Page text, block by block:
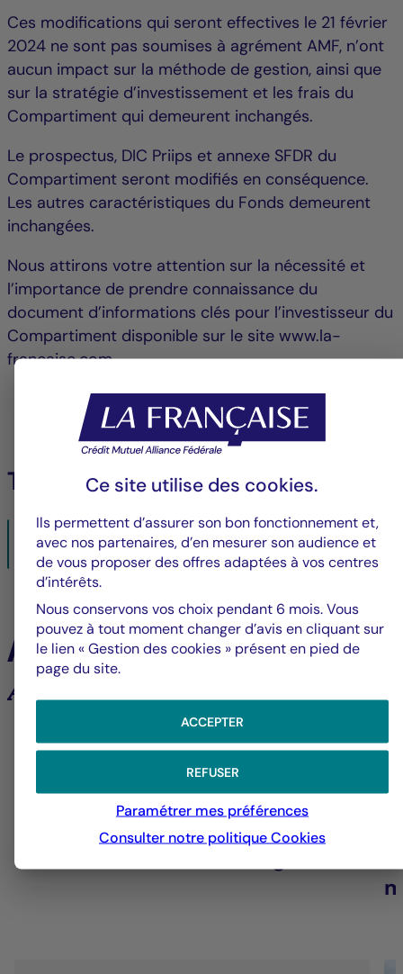
Ces modifications qui seront effectives le 21 février
2024 ne sont pas soumises à agrément AMF, n’ont
aucun impact sur la méthode de gestion, ainsi que
sur la stratégie d’investissement et les frais du
Compartiment qui demeurent inchangés.
Le prospectus, DIC Priips et annexe SFDR du
Compartiment seront modifiés en conséquence.
Les autres caractéristiques du Fonds demeurent
inchangées.
Nous attirons votre attention sur la nécessité et
l’importance de prendre connaissance du
document d’informations clés pour l’investisseur du
Compartiment disponible sur le site www.la-
francaise.com.
Télécharger le PDF
LF_RG_2028_avis_internet_FR-LU.pdf
15/02/2024- PDF 230 KO
À la une
Analyses et tendances des marchés
6
Groupe La Française
Alerte fraude – Restez vigilants
Ce site utilise des cookies.
Ils permettent d’assurer son bon fonctionnement et,
avec nos partenaires, d’en mesurer son audience et
de vous proposer des offres adaptées à vos centres
d’intérêts.
Nous conservons vos choix pendant 6 mois. Vous
pouvez à tout moment changer d’avis en cliquant sur
le lien « Gestion des cookies » présent en pied de
page du site.
ACCEPTER
REFUSER
Paramétrer mes préférences
Consulter notre politiqueCookies